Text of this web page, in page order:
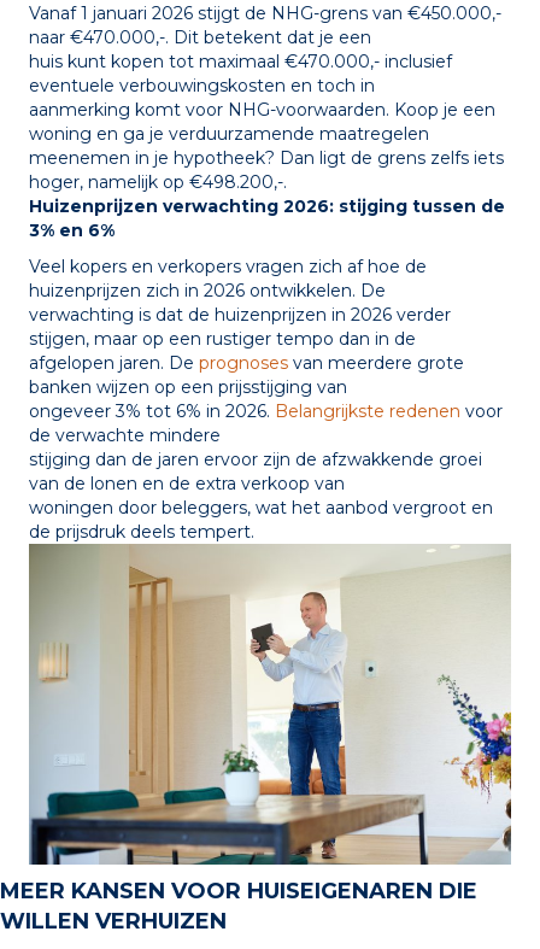
Vanaf 1 januari 2026 stijgt de NHG-grens van €450.000,-
naar €470.000,-. Dit betekent dat je een
huis kunt kopen tot maximaal €470.000,- inclusief
eventuele verbouwingskosten en toch in
aanmerking komt voor NHG-voorwaarden. Koop je een
woning en ga je verduurzamende maatregelen
meenemen in je hypotheek? Dan ligt de grens zelfs iets
hoger, namelijk op €498.200,-.
Huizenprijzen verwachting 2026: stijging tussen de
3% en 6%
Veel kopers en verkopers vragen zich af hoe de
huizenprijzen zich in 2026 ontwikkelen. De
verwachting is dat de huizenprijzen in 2026 verder
stijgen, maar op een rustiger tempo dan in de
afgelopen jaren. De prognoses van meerdere grote
banken wijzen op een prijsstijging van
ongeveer 3% tot 6% in 2026. Belangrijkste redenen voor
de verwachte mindere
stijging dan de jaren ervoor zijn de afzwakkende groei
van de lonen en de extra verkoop van
woningen door beleggers, wat het aanbod vergroot en
de prijsdruk deels tempert.
MEER KANSEN VOOR HUISEIGENAREN DIE
WILLEN VERHUIZEN